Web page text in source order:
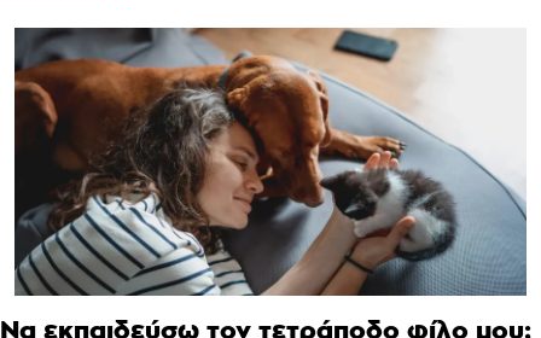
Να εκπαιδεύσω τον τετράποδο φίλο μου;